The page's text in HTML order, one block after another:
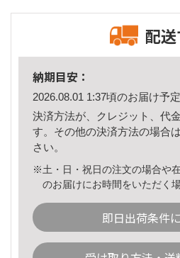
配
納期目安：
2026.08.01 1:37頃のお届け予定
決済方法が、クレジット、代
す。その他の決済方法の場合は
さい。
※土・日・祝日の注文の場合や
のお届けにお時間をいただく
即日出荷条件